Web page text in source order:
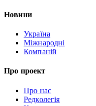
Новини
Україна
Міжнародні
Компаній
Про проект
Про нас
Редколегія